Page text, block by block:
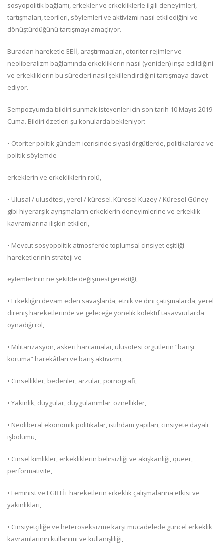
sosyopolitik bağlamı, erkekler ve erkekliklerle ilgili deneyimleri,
tartışmaları, teorileri, söylemleri ve aktivizmi nasıl etkilediğini ve
dönüştürdüğünü tartışmayı amaçlıyor.
Buradan hareketle EEİİ, araştırmacıları, otoriter rejimler ve
neoliberalizm bağlamında erkekliklerin nasıl (yeniden) inşa edildiğini
ve erkekliklerin bu süreçleri nasıl şekillendirdiğini tartışmaya davet
ediyor.
Sempozyumda bildiri sunmak isteyenler için son tarih 10 Mayıs 2019
Cuma. Bildiri özetleri şu konularda bekleniyor:
• Otoriter politik gündem içerisinde siyasi örgütlerde, politikalarda ve
politik söylemde
erkeklerin ve erkekliklerin rolü,
• Ulusal / ulusötesi, yerel / küresel, Küresel Kuzey / Küresel Güney
gibi hiyerarşik ayrışmaların erkeklerin deneyimlerine ve erkeklik
kavramlarına ilişkin etkileri,
• Mevcut sosyopolitik atmosferde toplumsal cinsiyet eşitliği
hareketlerinin strateji ve
eylemlerinin ne şekilde değişmesi gerektiği,
• Erkekliğin devam eden savaşlarda, etnik ve dini çatışmalarda, yerel
direniş hareketlerinde ve geleceğe yönelik kolektif tasavvurlarda
oynadığı rol,
• Militarizasyon, askeri harcamalar, ulusötesi örgütlerin “barışı
koruma” harekâtları ve barış aktivizmi,
• Cinsellikler, bedenler, arzular, pornografi,
• Yakınlık, duygular, duygulanımlar, öznellikler,
• Neoliberal ekonomik politikalar, istihdam yapıları, cinsiyete dayalı
işbölümü,
• Cinsel kimlikler, erkekliklerin belirsizliği ve akışkanlığı, queer,
performativite,
• Feminist ve LGBTİ+ hareketlerin erkeklik çalışmalarına etkisi ve
yakınlıkları,
• Cinsiyetçiliğe ve heteroseksizme karşı mücadelede güncel erkeklik
kavramlarının kullanımı ve kullanışlılığı,